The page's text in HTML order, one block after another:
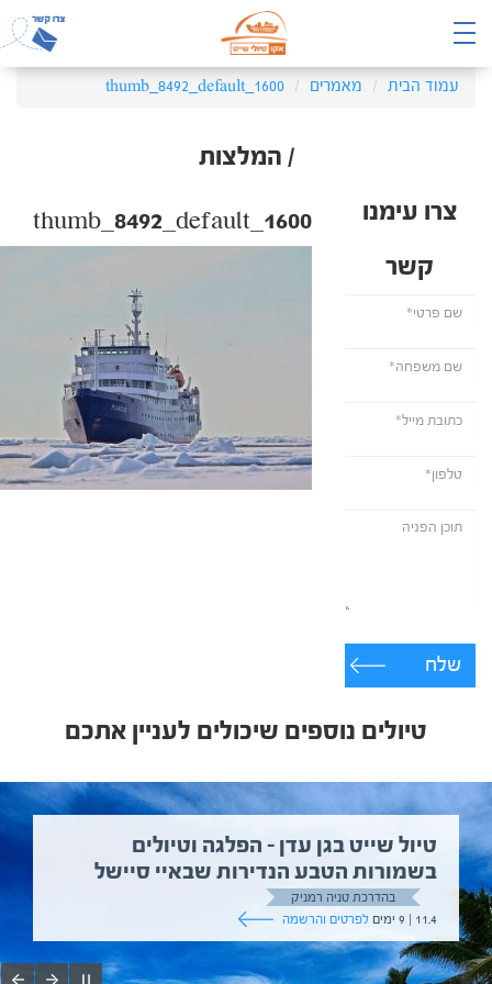
עמוד הבית מאמרים thumb_8492_default_1600
/ המלצות
צרו עימנו
קשר
שלח
thumb_8492_default_1600
טיולים נוספים שיכולים לעניין אתכם
טיול שייט בגן עדן – הפלגה וטיולים
בשמורות הטבע הנדירות שבאיי סיישל
בהדרכת טניה רמניק
11.4 | 9 ימים
לפרטים והרשמה